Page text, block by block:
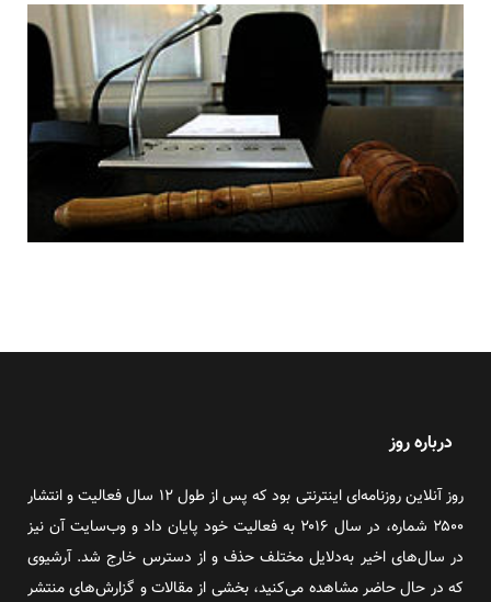
درباره روز
روز آنلاین روزنامه‌ای اینترنتی بود که پس از طول ۱۲ سال فعالیت و انتشار
۲۵۰۰ شماره، در سال ۲۰۱۶ به فعالیت خود پایان داد و وب‌سایت آن نیز
در سال‌های اخیر به‌دلایل مختلف حذف و از دسترس خارج شد. آرشیوی
که در حال حاضر مشاهده می‌کنید، بخشی از مقالات و گزارش‌های منتشر